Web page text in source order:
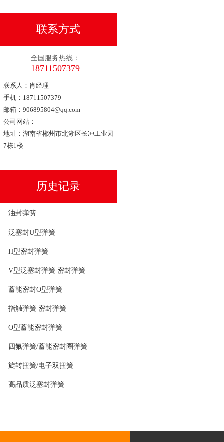
联系方式
全国服务热线：
18711507379
联系人：肖经理
手机：18711507379
邮箱： 906895804@qq.com
公司网站：
地址：湖南省郴州市北湖区长冲工业园
7栋1楼
历史记录
油封弹簧
泛塞封U型弹簧
H型密封弹簧
V型泛塞封弹簧 密封弹簧
蓄能密封O型弹簧
指触弹簧 密封弹簧
O型蓄能密封弹簧
四氟弹簧/蓄能密封圈弹簧
旋转扭簧/电子双扭簧
高品质泛塞封弹簧